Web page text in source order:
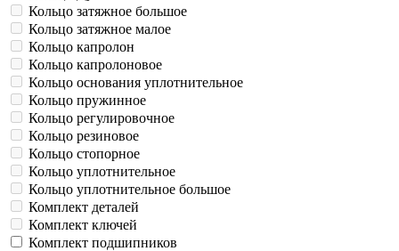
Кольцо затяжное большое
Кольцо затяжное малое
Кольцо капролон
Кольцо капролоновое
Кольцо основания уплотнительное
Кольцо пружинное
Кольцо регулировочное
Кольцо резиновое
Кольцо стопорное
Кольцо уплотнительное
Кольцо уплотнительное большое
Комплект деталей
Комплект ключей
Комплект подшипников